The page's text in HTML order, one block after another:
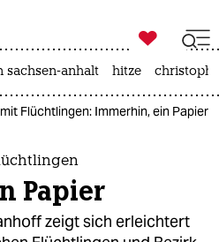
ich
ich

taz zahl ich
sachsen-anhalt hitze
Flüchtlingen: Immerhin, ein Papier
Papier
zeigt sich erleichtert